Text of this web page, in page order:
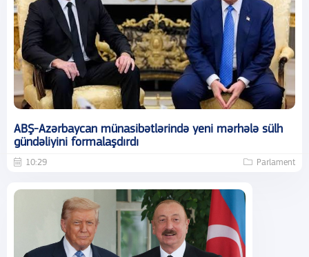
ABŞ-Azərbaycan münasibətlərində yeni mərhələ sülh
gündəliyini formalaşdırdı
10:29 Parlament